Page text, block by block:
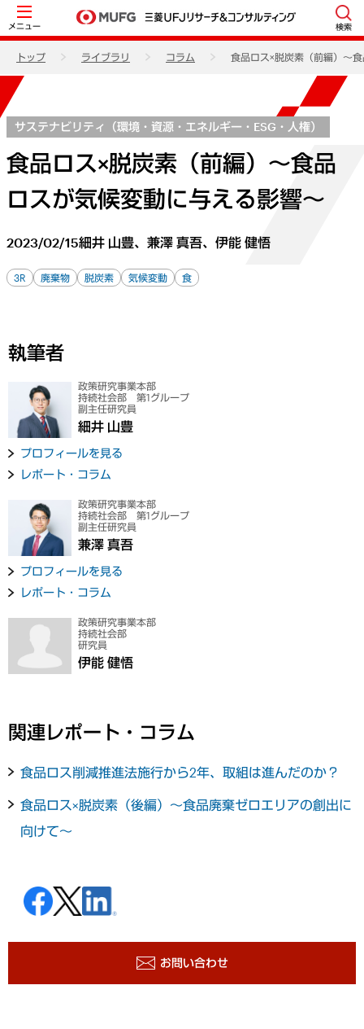
メニュー 検索
トップ ライブラリ コラム 食品ロス×脱炭素（前編）～
サステナビリティ（環境・資源・エネルギー・ESG・人権）
食品ロス×脱炭素（前編）～食品
ロスが気候変動に与える影響～
2023/02/15細井 山豊、兼澤 真吾、伊能 健悟
3R 廃棄物 脱炭素 気候変動 食
執筆者
政策研究事業本部
持続社会部 第1グループ
副主任研究員
細井 山豊
プロフィールを見る
レポート・コラム
政策研究事業本部
持続社会部 第1グループ
副主任研究員
兼澤 真吾
プロフィールを見る
レポート・コラム
政策研究事業本部
持続社会部
研究員
伊能 健悟
関連レポート・コラム
食品ロス削減推進法施行から2年、取組は進んだのか？
食品ロス×脱炭素（後編）～食品廃棄ゼロエリアの創出に
向けて～
お問い合わせ